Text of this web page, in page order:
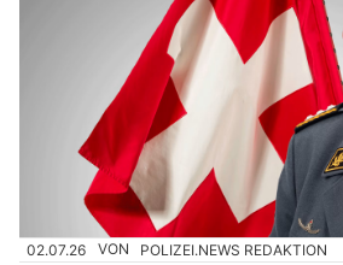
02.07.26 VON POLIZEI.NEWS REDAKTION